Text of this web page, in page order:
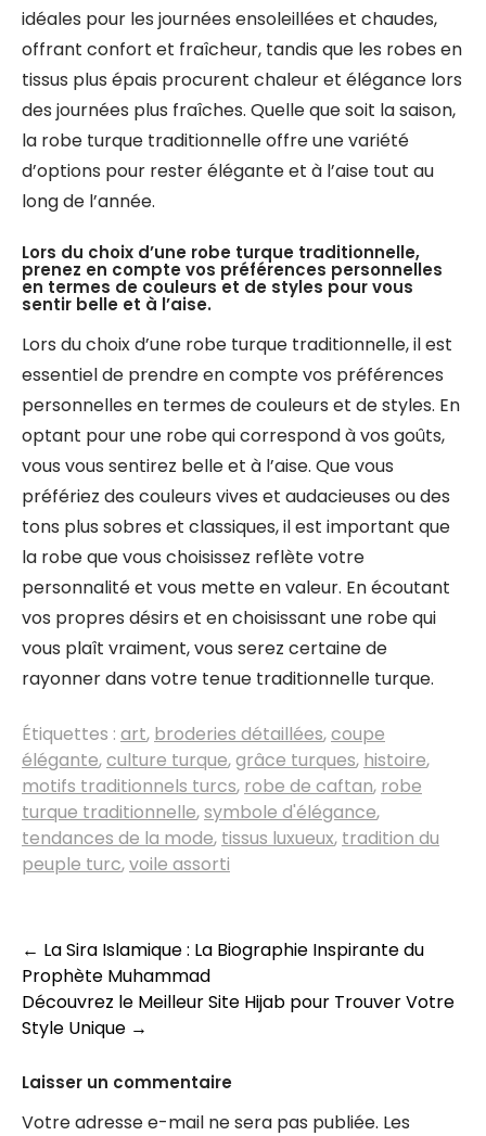
idéales pour les journées ensoleillées et chaudes,
offrant confort et fraîcheur, tandis que les robes en
tissus plus épais procurent chaleur et élégance lors
des journées plus fraîches. Quelle que soit la saison,
la robe turque traditionnelle offre une variété
d’options pour rester élégante et à l’aise tout au
long de l’année.
Lors du choix d’une robe turque traditionnelle,
prenez en compte vos préférences personnelles
en termes de couleurs et de styles pour vous
sentir belle et à l’aise.
Lors du choix d’une robe turque traditionnelle, il est
essentiel de prendre en compte vos préférences
personnelles en termes de couleurs et de styles. En
optant pour une robe qui correspond à vos goûts,
vous vous sentirez belle et à l’aise. Que vous
préfériez des couleurs vives et audacieuses ou des
tons plus sobres et classiques, il est important que
la robe que vous choisissez reflète votre
personnalité et vous mette en valeur. En écoutant
vos propres désirs et en choisissant une robe qui
vous plaît vraiment, vous serez certaine de
rayonner dans votre tenue traditionnelle turque.
Étiquettes : art, broderies détaillées,coupe
élégante,culture turque,grâce turques, histoire,
motifs traditionnels turcs, robe de caftan, robe
turque traditionnelle,symbole d'élégance,
tendances de la mode, tissus luxueux, tradition du
peuple turc,voile assorti
Navigation
des
articles
← La Sira Islamique : La Biographie Inspirante du
Prophète Muhammad
Découvrez le Meilleur Site Hijab pour Trouver Votre
Style Unique →
Laisser un commentaire
Votre adresse e-mail ne sera pas publiée. Les